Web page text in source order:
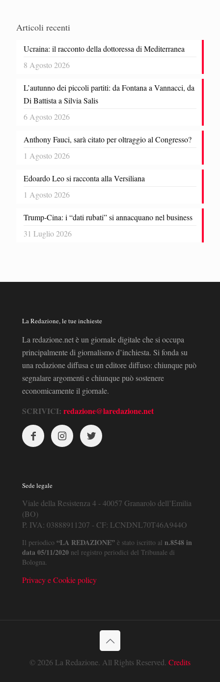
Articoli recenti
Ucraina: il racconto della dottoressa di Mediterranea
8 Agosto 2026
L’autunno dei piccoli partiti: da Fontana a Vannacci, da
Di Battista a Silvia Salis
6 Agosto 2026
Anthony Fauci, sarà citato per oltraggio al Congresso?
1 Agosto 2026
Edoardo Leo si racconta alla Versiliana
1 Agosto 2026
Trump-Cina: i “dati rubati” si annacquano nel business
31 Luglio 2026
La Redazione, le tue inchieste
La redazione.net è un giornale digitale che si occupa
principalmente di giornalismo d’inchiesta. Si fonda su
una redazione diffusa e un editore diffuso: chiunque può
segnalare argomenti e chiunque può sostenere
economicamente il giornale.
SCRIVICI: redazione@laredazione.net
Sede legale
Viale della Resistenza 4 - 40057 Granarolo dell’Emilia
(BO)
P. IVA: 03888911207 - CF: LCNDNL70T46A944O
Il periodico “LA REDAZIONE” è stato iscritto al n.8548 in
data 05/11/2020 nel registro periodici del Tribunale di
Bologna.
Privacy e Cookie policy
© 2026 La Redazione. All Rights Reserved. Credits